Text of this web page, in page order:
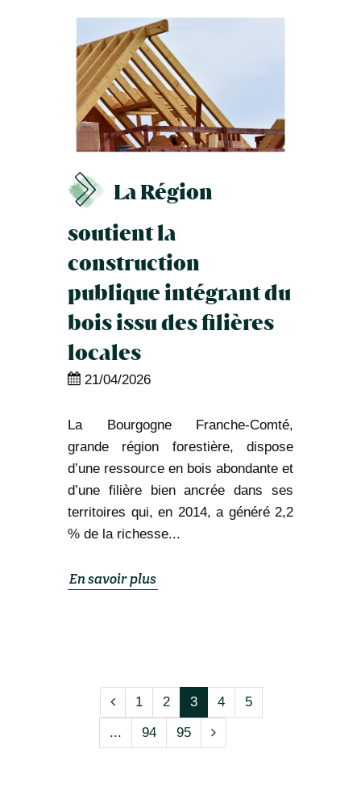
La Région
soutient la
construction
publique intégrant du
bois issu des filières
locales
21/04/2026
La Bourgogne Franche-Comté,
grande région forestière, dispose
d’une ressource en bois abondante et
d’une filière bien ancrée dans ses
territoires qui, en 2014, a généré 2,2
% de la richesse...
En savoir plus
1 2 3 4
5
...
94 95